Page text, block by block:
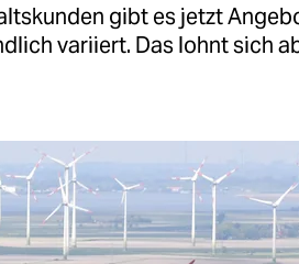
gibt es jetzt
variiert. Das lohnt sich